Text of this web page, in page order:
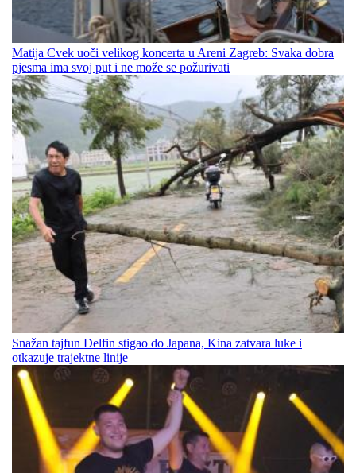
Matija Cvek uoči velikog koncerta u Areni Zagreb: Svaka dobra
pjesma ima svoj put i ne može se požurivati
Snažan tajfun Delfin stigao do Japana, Kina zatvara luke i
otkazuje trajektne linije